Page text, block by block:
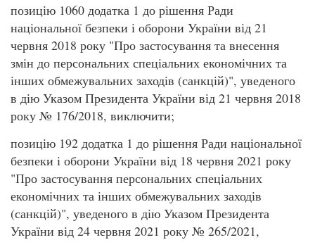
позицію 1060 додатка 1 до рішення Ради
національної безпеки і оборони України від 21
червня 2018 року "Про застосування та внесення
змін до персональних спеціальних економічних та
інших обмежувальних заходів (санкцій)", уведеного
в дію Указом Президента України від 21 червня 2018
року № 176/2018, виключити;
позицію 192 додатка 1 до рішення Ради національної
безпеки і оборони України від 18 червня 2021 року
"Про застосування персональних спеціальних
економічних та інших обмежувальних заходів
(санкцій)", уведеного в дію Указом Президента
України від 24 червня 2021 року № 265/2021,